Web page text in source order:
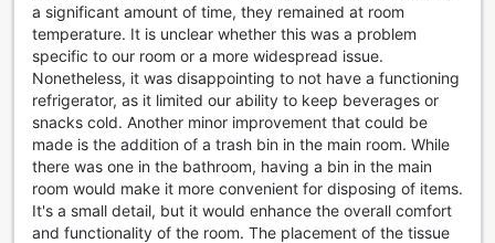
a significant amount of time, they remained at room
temperature. It is unclear whether this was a problem
specific to our room or a more widespread issue.
Nonetheless, it was disappointing to not have a functioning
refrigerator, as it limited our ability to keep beverages or
snacks cold. Another minor improvement that could be
made is the addition of a trash bin in the main room. While
there was one in the bathroom, having a bin in the main
room would make it more convenient for disposing of items.
It's a small detail, but it would enhance the overall comfort
and functionality of the room. The placement of the tissue